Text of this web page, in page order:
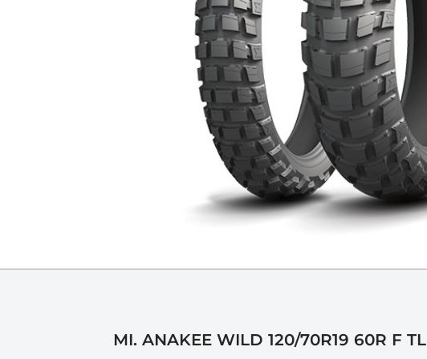
MI. ANAKEE WILD 120/70R19 60R F TL